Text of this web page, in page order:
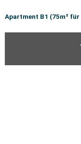
Apartment B1 (75m² für